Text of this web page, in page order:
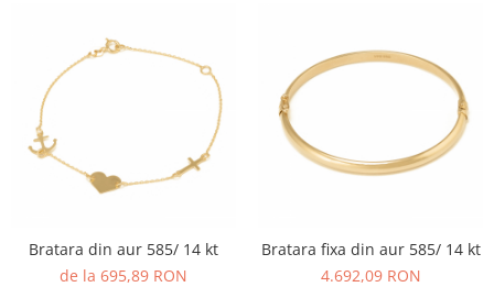
Bratara din aur 585/ 14 kt
de la 695,89 RON
Bratara fixa din aur 585/ 14 kt
4.692,09 RON